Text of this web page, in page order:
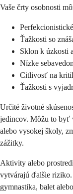
Vaše črty osobnosti
Ťažkosti so
Sklon k úzkosti
Nízke
Citlivosť na
Ťažkosti s
Určité životné
jedincov. Môžu to byť
alebo vysokej školy,
zážitky.
Aktivity alebo
vytvárajú ďalšie riziko.
gymnastika, balet